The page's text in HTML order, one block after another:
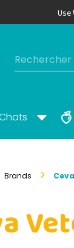
Use
Brands